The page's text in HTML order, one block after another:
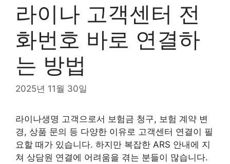
라이나 고객센터 전
화번호 바로 연결하
는 방법
2025년 11월 30일
라이나생명 고객으로서 보험금 청구, 보험 계약 변
경, 상품 문의 등 다양한 이유로 고객센터 연결이 필
요할 때가 있습니다. 하지만 복잡한 ARS 안내에 지
쳐 상담원 연결에 어려움을 겪는 분들이 많습니다.